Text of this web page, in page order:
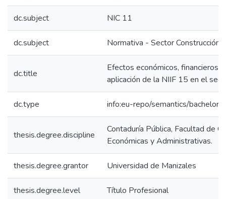
dc.subject NIC 11
dc.subject Normativa - Sector Construcción
dc.title
Efectos económicos, financieros
aplicación de la NIIF 15 en el
dc.type info:eu-repo/semantics/
thesis.degree.discipline
Contaduría Pública, Facultad de
Económicas y Administrativas.
thesis.degree.grantor Universidad de Manizales
thesis.degree.level Título Profesional